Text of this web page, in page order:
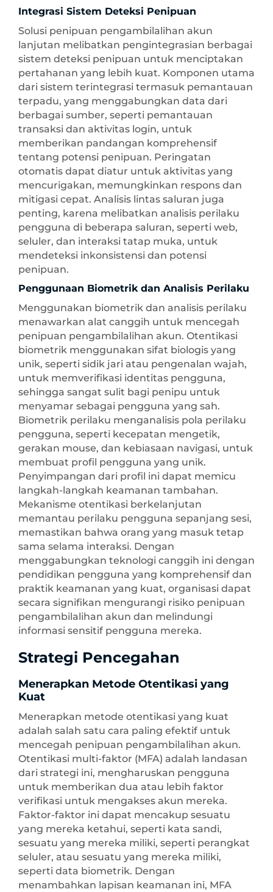
Integrasi Sistem Deteksi Penipuan
Solusi penipuan pengambilalihan akun
lanjutan melibatkan pengintegrasian berbagai
sistem deteksi penipuan untuk menciptakan
pertahanan yang lebih kuat. Komponen utama
dari sistem terintegrasi termasuk pemantauan
terpadu, yang menggabungkan data dari
berbagai sumber, seperti pemantauan
transaksi dan aktivitas login, untuk
memberikan pandangan komprehensif
tentang potensi penipuan. Peringatan
otomatis dapat diatur untuk aktivitas yang
mencurigakan, memungkinkan respons dan
mitigasi cepat. Analisis lintas saluran juga
penting, karena melibatkan analisis perilaku
pengguna di beberapa saluran, seperti web,
seluler, dan interaksi tatap muka, untuk
mendeteksi inkonsistensi dan potensi
penipuan.
Penggunaan Biometrik dan Analisis Perilaku
Menggunakan biometrik dan analisis perilaku
menawarkan alat canggih untuk mencegah
penipuan pengambilalihan akun. Otentikasi
biometrik menggunakan sifat biologis yang
unik, seperti sidik jari atau pengenalan wajah,
untuk memverifikasi identitas pengguna,
sehingga sangat sulit bagi penipu untuk
menyamar sebagai pengguna yang sah.
Biometrik perilaku menganalisis pola perilaku
pengguna, seperti kecepatan mengetik,
gerakan mouse, dan kebiasaan navigasi, untuk
membuat profil pengguna yang unik.
Penyimpangan dari profil ini dapat memicu
langkah-langkah keamanan tambahan.
Mekanisme otentikasi berkelanjutan
memantau perilaku pengguna sepanjang sesi,
memastikan bahwa orang yang masuk tetap
sama selama interaksi. Dengan
menggabungkan teknologi canggih ini dengan
pendidikan pengguna yang komprehensif dan
praktik keamanan yang kuat, organisasi dapat
secara signifikan mengurangi risiko penipuan
pengambilalihan akun dan melindungi
informasi sensitif pengguna mereka.
Strategi Pencegahan
Menerapkan Metode Otentikasi yang
Kuat
Menerapkan metode otentikasi yang kuat
adalah salah satu cara paling efektif untuk
mencegah penipuan pengambilalihan akun.
Otentikasi multi-faktor (MFA) adalah landasan
dari strategi ini, mengharuskan pengguna
untuk memberikan dua atau lebih faktor
verifikasi untuk mengakses akun mereka.
Faktor-faktor ini dapat mencakup sesuatu
yang mereka ketahui, seperti kata sandi,
sesuatu yang mereka miliki, seperti perangkat
seluler, atau sesuatu yang mereka miliki,
seperti data biometrik. Dengan
menambahkan lapisan keamanan ini, MFA